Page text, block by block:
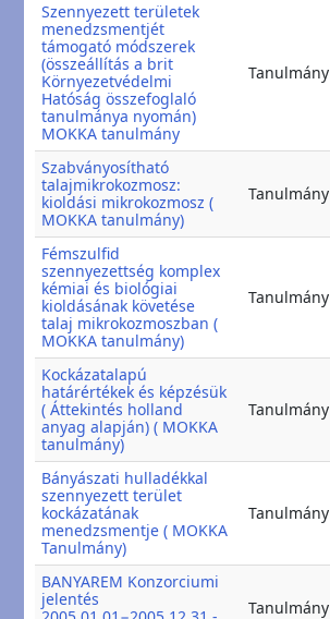
Szennyezett területek
menedzsmentjét
támogató módszerek
(összeállítás a brit
Környezetvédelmi
Hatóság összefoglaló
tanulmánya nyomán)
MOKKA tanulmány
Tanulmány
Szabványosítható
talajmikrokozmosz:
kioldási mikrokozmosz (
MOKKA tanulmány)
Tanulmány
Fémszulfid
szennyezettség komplex
kémiai és biológiai
kioldásának követése
talaj mikrokozmoszban (
MOKKA tanulmány)
Tanulmány
Kockázatalapú
határértékek és képzésük
( Áttekintés holland
anyag alapján) ( MOKKA
tanulmány)
Tanulmány
Bányászati hulladékkal
szennyezett terület
kockázatának
menedzsmentje ( MOKKA
Tanulmány)
Tanulmány
BANYAREM Konzorciumi
jelentés
Tanulmány